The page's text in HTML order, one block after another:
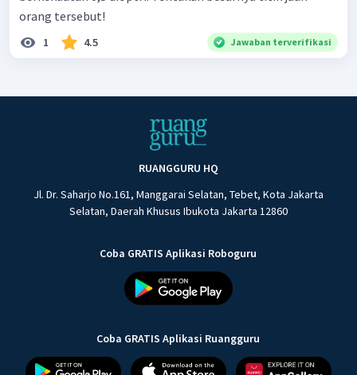
orang tersebut!
1 4.5 Jawaban terverifikasi
RUANGGURU HQ
Jl. Dr. Saharjo No.161, Manggarai Selatan, Tebet, Kota Jakarta
Selatan, Daerah Khusus Ibukota Jakarta 12860
Coba GRATIS Aplikasi Roboguru
Coba GRATIS Aplikasi Ruangguru